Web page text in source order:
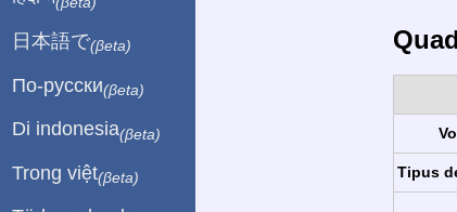
Tipus
日本語で(βeta)
По-русски(βeta)
Di indonesia(βeta)
Trong việt(βeta)